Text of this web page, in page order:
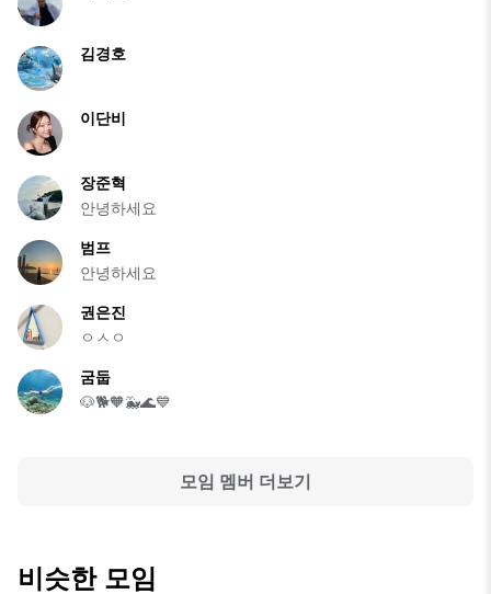
김경호
이단비
장준혁
안녕하세요
범프
안녕하세요
권은진
ㅇㅅㅇ
굼둡
🐶🐕🧡🐳🌊💙
모임 멤버 더보기
비슷한 모임